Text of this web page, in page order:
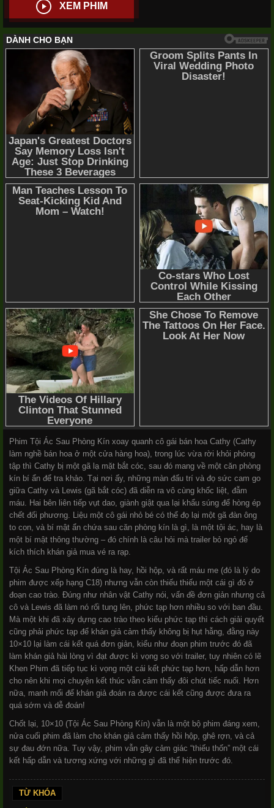
XEM PHIM
Phim Tội Ác Sau Phòng Kín xoay quanh cô gái bán hoa Cathy (Cathy
làm nghề bán hoa ở một cửa hàng hoa), trong lúc vừa rời khỏi phòng
tập thì Cathy bị một gã lạ mặt bắt cóc, sau đó mang về một căn phòng
kín bí ẩn để tra khảo. Tại nơi ấy, những màn đấu trí và đọ sức cam go
giữa Cathy và Lewis (gã bắt cóc) đã diễn ra vô cùng khốc liệt, đẫm
máu. Hai bên liên tiếp vụt dao, giành giật qua lại khẩu súng để hòng ép
chết đối phương. Liệu một cô gái nhỏ bé có thể đọ lại một gã đàn ông
to con, và bí mật ẩn chứa sau căn phòng kín là gì, là một tội ác, hay là
một bí mật thông thường – đó chính là câu hỏi mà trailer bỏ ngỏ để
kích thích khán giả mua vé ra rạp.
Tội Ác Sau Phòng Kín đúng là hay, hồi hộp, và rất máu me (đó là lý do
phim được xếp hạng C18) nhưng vẫn còn thiếu thiếu một cái gì đó ở
đoạn cao trào. Đúng như nhân vật Cathy nói, vấn đề đơn giản nhưng cả
cô và Lewis đã làm nó rối tung lên, phức tạp hơn nhiều so với ban đầu.
Mà một khi đã xây dựng cao trào theo kiểu phức tạp thì cách giải quyết
cũng phải phức tạp để khán giả cảm thấy không bị hụt hẫng, đằng này
10×10 lại làm cái kết quá đơn giản, kiểu như đoạn phim trước đó đã
làm khán giả hài lòng vì đạt được kì vọng so với trailer, tuy nhiên có lẽ
Khen Phim đã tiếp tục kì vọng một cái kết phức tạp hơn, hấp dẫn hơn
cho nên khi mọi chuyện kết thúc vẫn cảm thấy đôi chút tiếc nuối. Hơn
nữa, manh mối để khán giả đoán ra được cái kết cũng được đưa ra
quá sớm và dễ đoán!
Chốt lại, 10×10 (Tội Ác Sau Phòng Kín) vẫn là một bộ phim đáng xem,
nửa cuối phim đã làm cho khán giả cảm thấy hồi hộp, ghê rợn, và cả
sự đau đớn nữa. Tuy vậy, phim vẫn gây cảm giác “thiếu thốn” một cái
kết hấp dẫn và tương xứng với những gì đã thể hiện trước đó.
TỪ KHÓA